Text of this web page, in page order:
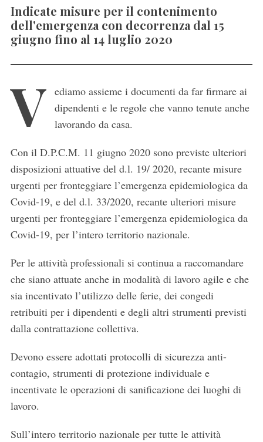
Indicate misure per il contenimento
dell'emergenza con decorrenza dal 15
giugno fino al 14 luglio 2020
V
ediamo assieme i documenti da far firmare ai
dipendenti e le regole che vanno tenute anche
lavorando da casa.
Con il D.P.C.M. 11 giugno 2020 sono previste ulteriori
disposizioni attuative del d.l. 19/ 2020, recante misure
urgenti per fronteggiare l’emergenza epidemiologica da
Covid-19, e del d.l. 33/2020, recante ulteriori misure
urgenti per fronteggiare l’emergenza epidemiologica da
Covid-19, per l’intero territorio nazionale.
Per le attività professionali si continua a raccomandare
che siano attuate anche in modalità di lavoro agile e che
sia incentivato l’utilizzo delle ferie, dei congedi
retribuiti per i dipendenti e degli altri strumenti previsti
dalla contrattazione collettiva.
Devono essere adottati protocolli di sicurezza anti-
contagio, strumenti di protezione individuale e
incentivate le operazioni di sanificazione dei luoghi di
lavoro.
Sull’intero territorio nazionale per tutte le attività